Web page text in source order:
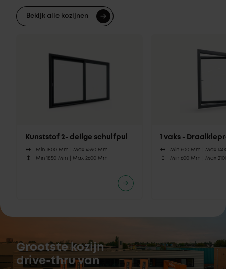
Bekijk alle kozijnen
Kunststof 2- delige schuifpui
Min 1800 Mm | Max 4590 Mm
Min 1850 Mm | Max 2600 Mm
1 vaks -
Min 600 Mm |Max
Min 600 Mm |Max
Grootste kozijn
drive-thru van